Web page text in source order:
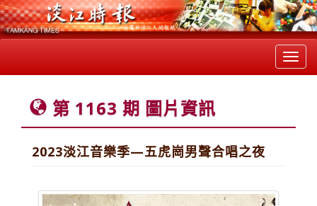
第 1163 期 圖片資訊
2023淡江音樂季—五虎崗男聲合唱之夜